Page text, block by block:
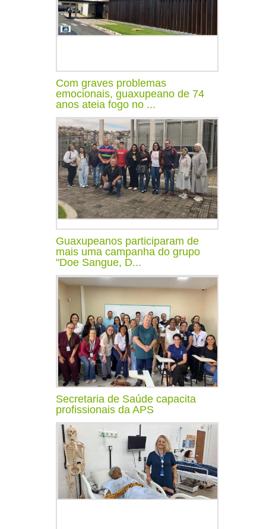
Com graves problemas
emocionais, guaxupeano de 74
anos ateia fogo no ...
Guaxupeanos participaram de
mais uma campanha do grupo
"Doe Sangue, D...
Secretaria de Saúde capacita
profissionais da APS